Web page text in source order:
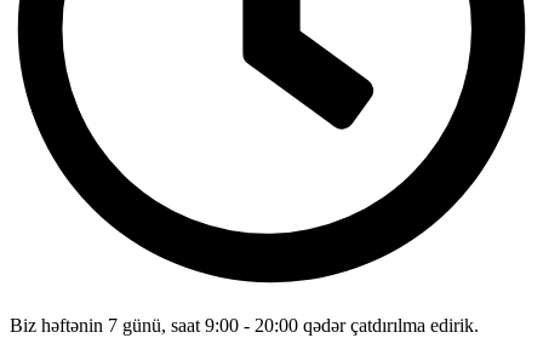
Biz həftənin 7 günü, saat 9:00 - 20:00 qədər çatdırılma edirik.